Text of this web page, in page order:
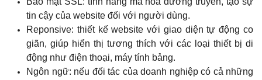
tin cậy của website đối với người dùng.
Reponsive: thiết kế website với giao diện tự động co
giãn, giúp hiển thị tương thích với các loại thiết bị di
động như điện thoại, máy tính bảng.
Ngôn ngữ: nếu đối tác của doanh nghiệp có cả những